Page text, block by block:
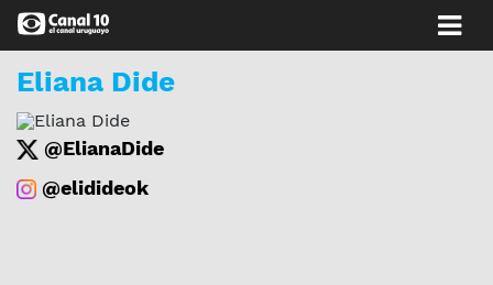
Eliana Dide
@ElianaDide
@elidideok